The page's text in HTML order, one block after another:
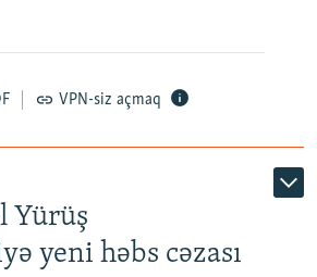
VPN-siz açmaq
Yürüş
yeni həbs cəzası